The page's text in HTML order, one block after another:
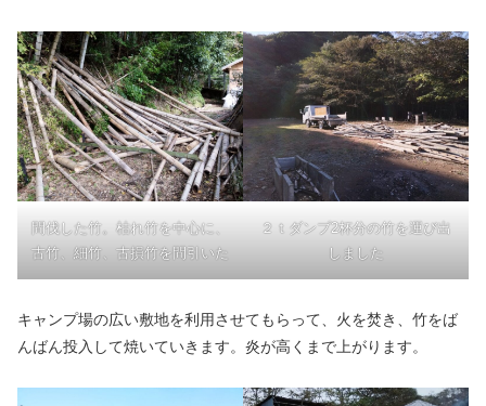
間伐した竹。枯れ竹を中心に、
古竹、細竹、古損竹を間引いた
２ｔダンプ2杯分の竹を運び出
しました
キャンプ場の広い敷地を利用させてもらって、火を焚き、竹をば
んばん投入して焼いていきます。炎が高くまで上がります。